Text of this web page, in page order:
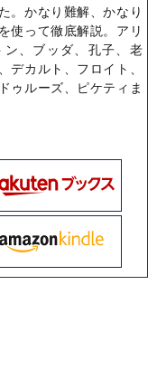
。かなり難解、かなり
使って徹底解説。アリ
、ブッダ、孔子、老
デカルト、フロイト、
ゥルーズ、ピケティま